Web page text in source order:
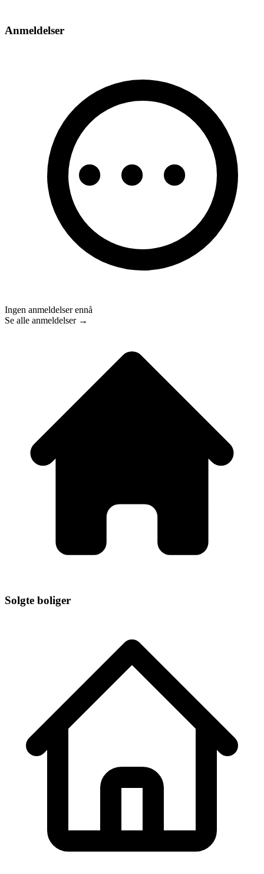
Anmeldelser
Ingen anmeldelser ennå
Se alle anmeldelser →
Solgte boliger